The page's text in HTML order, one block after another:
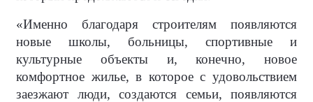
«Именно благодаря строителям появляются
новые школы, больницы, спортивные и
культурные объекты и, конечно, новое
комфортное жилье, в которое с удовольствием
заезжают люди, создаются семьи, появляются